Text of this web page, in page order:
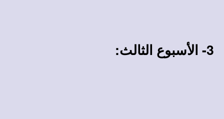
3- الأسبوع الثالث: